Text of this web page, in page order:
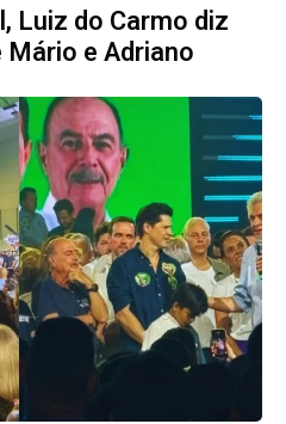
Luiz do Carmo diz
e Adriano